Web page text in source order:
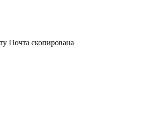
Почта скопирована